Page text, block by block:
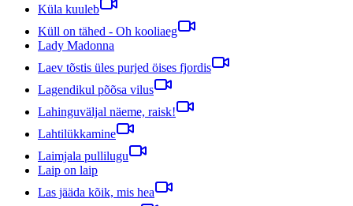
Küla kuuleb
Küll on tähed - Oh kooliaeg
Lady Madonna
Laev tõstis üles purjed öises fjordis
Lagendikul põõsa vilus
Lahinguväljal näeme, raisk!
Lahtilükkamine
Laimjala pullilugu
Laip on laip
Las jääda kõik, mis hea